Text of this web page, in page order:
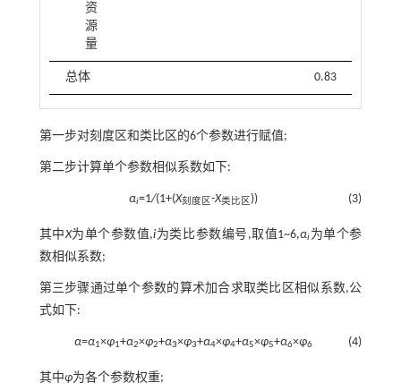
资
源
量
总体 0.83
第一步对刻度区和类比区的6个参数进行赋值;
第二步计算单个参数相似系数如下:
(3)
αi=1/(1+(X刻度区-X类比区))
其中X为单个参数值,i为类比参数编号,取值1~6,αi为单个参
数相似系数;
第三步骤通过单个参数的算术加合求取类比区相似系数,公
式如下:
(4)
α=α1×φ1+α2×φ2+α3×φ3+α4×φ4+α5×φ5+α6×φ6
其中φ为各个参数权重;